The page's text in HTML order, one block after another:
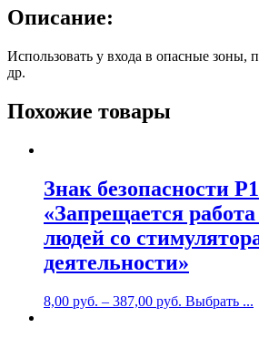
"Проход
Описание:
Использовать у входа в опасные зоны,
др.
Похожие товары
Знак безопасности
«Запрещается
людей со
деятельности»
8,00 руб. – 387,00 руб. Выбрать ...